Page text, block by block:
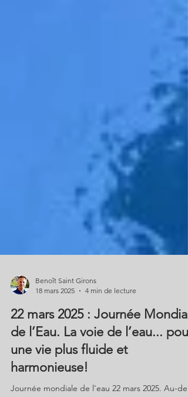
18 mars 2025
4 min de lecture
22 mars 2025 : Journée
de l’Eau. La voie de l’eau... pour
une vie plus fluide et
harmonieuse!